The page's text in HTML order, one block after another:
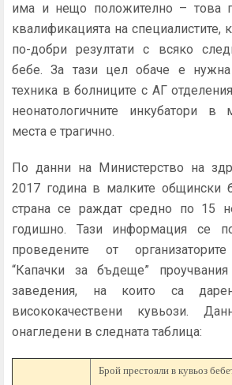
има и нещо положително – това
квалификацията на специалистите,
по-добри резултати с всяко
бебе. За тази цел обаче е
техника в болниците с АГ
неонатологичните инкубатори в
места е трагично.
По данни на Министерство на
2017 година в малките общински
страна се раждат средно по 15
годишно. Тази информация се
проведените от
“Капачки за бъдеще”
заведения, на които са
висококачествени кувьози.
онагледени в следната таблица:
Брой престояли в кувьоз